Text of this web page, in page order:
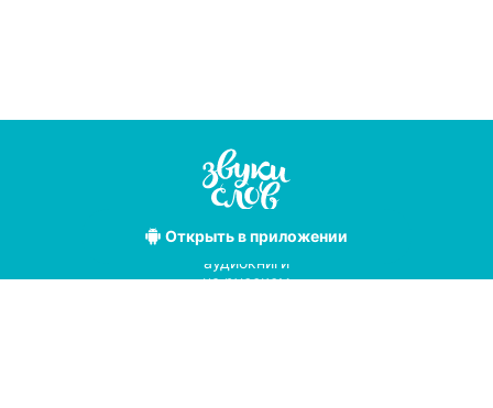
Открытьв приложении
Лучшие
аудиокниги
на русском